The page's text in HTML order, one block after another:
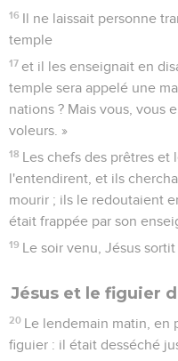
16 Il ne laissait personne
temple
17 et il les enseignait en
temple sera appelé une
nations ? Mais vous, vous
voleurs. »
18 Les chefs des prêtres et
l'entendirent, et ils
mourir ; ils le redoutaient
était frappée par son
19 Le soir venu, Jésus sortit
Jésus et le figuier
20 Le lendemain matin, en
figuier : il était desséché